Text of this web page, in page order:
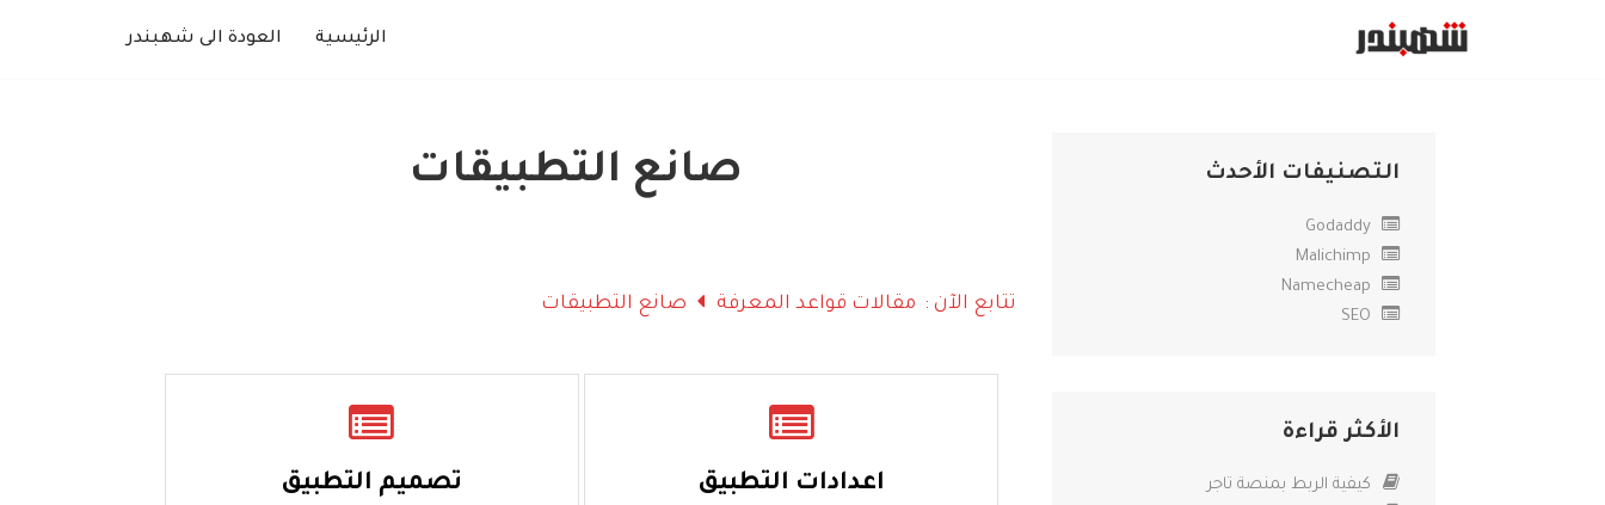
الرئيسية العودة الى شهبندر
صانع التطبيقات
تتابع الآن : مقالات قواعد المعرفة صانع التطبيقات
اعدادات التطبيق تصميم التطبيق
التصنيفات الأحدث
الأكثر قراءة
كيفية الربط بمنصة تاجر